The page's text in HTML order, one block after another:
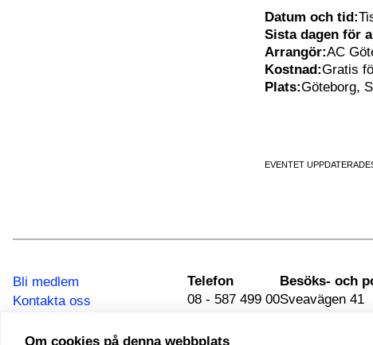
Datum och tid:
Sista dagen för
Arrangör:AC
Kostnad:Gratis
Plats:Göteborg,
EVENTET
Bli medlem
Kontakta oss
Telefon
08 - 587 499 00Sveavägen 41
Om cookies på denna webbplats